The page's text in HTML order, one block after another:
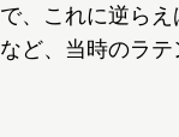
、これに逆ら
ど、当時のラ